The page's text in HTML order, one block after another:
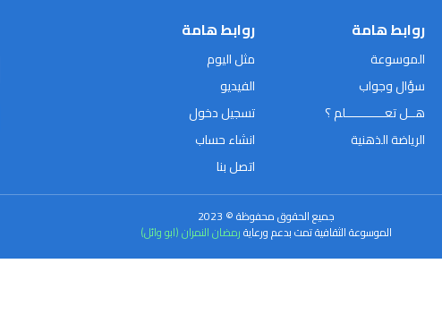
روابط هامة
الموسوعة
سؤال وجواب
هــل تعـــــــــــلم ؟
الرياضة الذهنية
روابط هامة
مثل اليوم
الفيديو
تسجيل دخول
انشاء حساب
اتصل بنا
جميع الحقوق محفوظة © 2023
الموسوعة الثقافية تمت بدعم ورعايةرمضان النمران (ابو وائل)